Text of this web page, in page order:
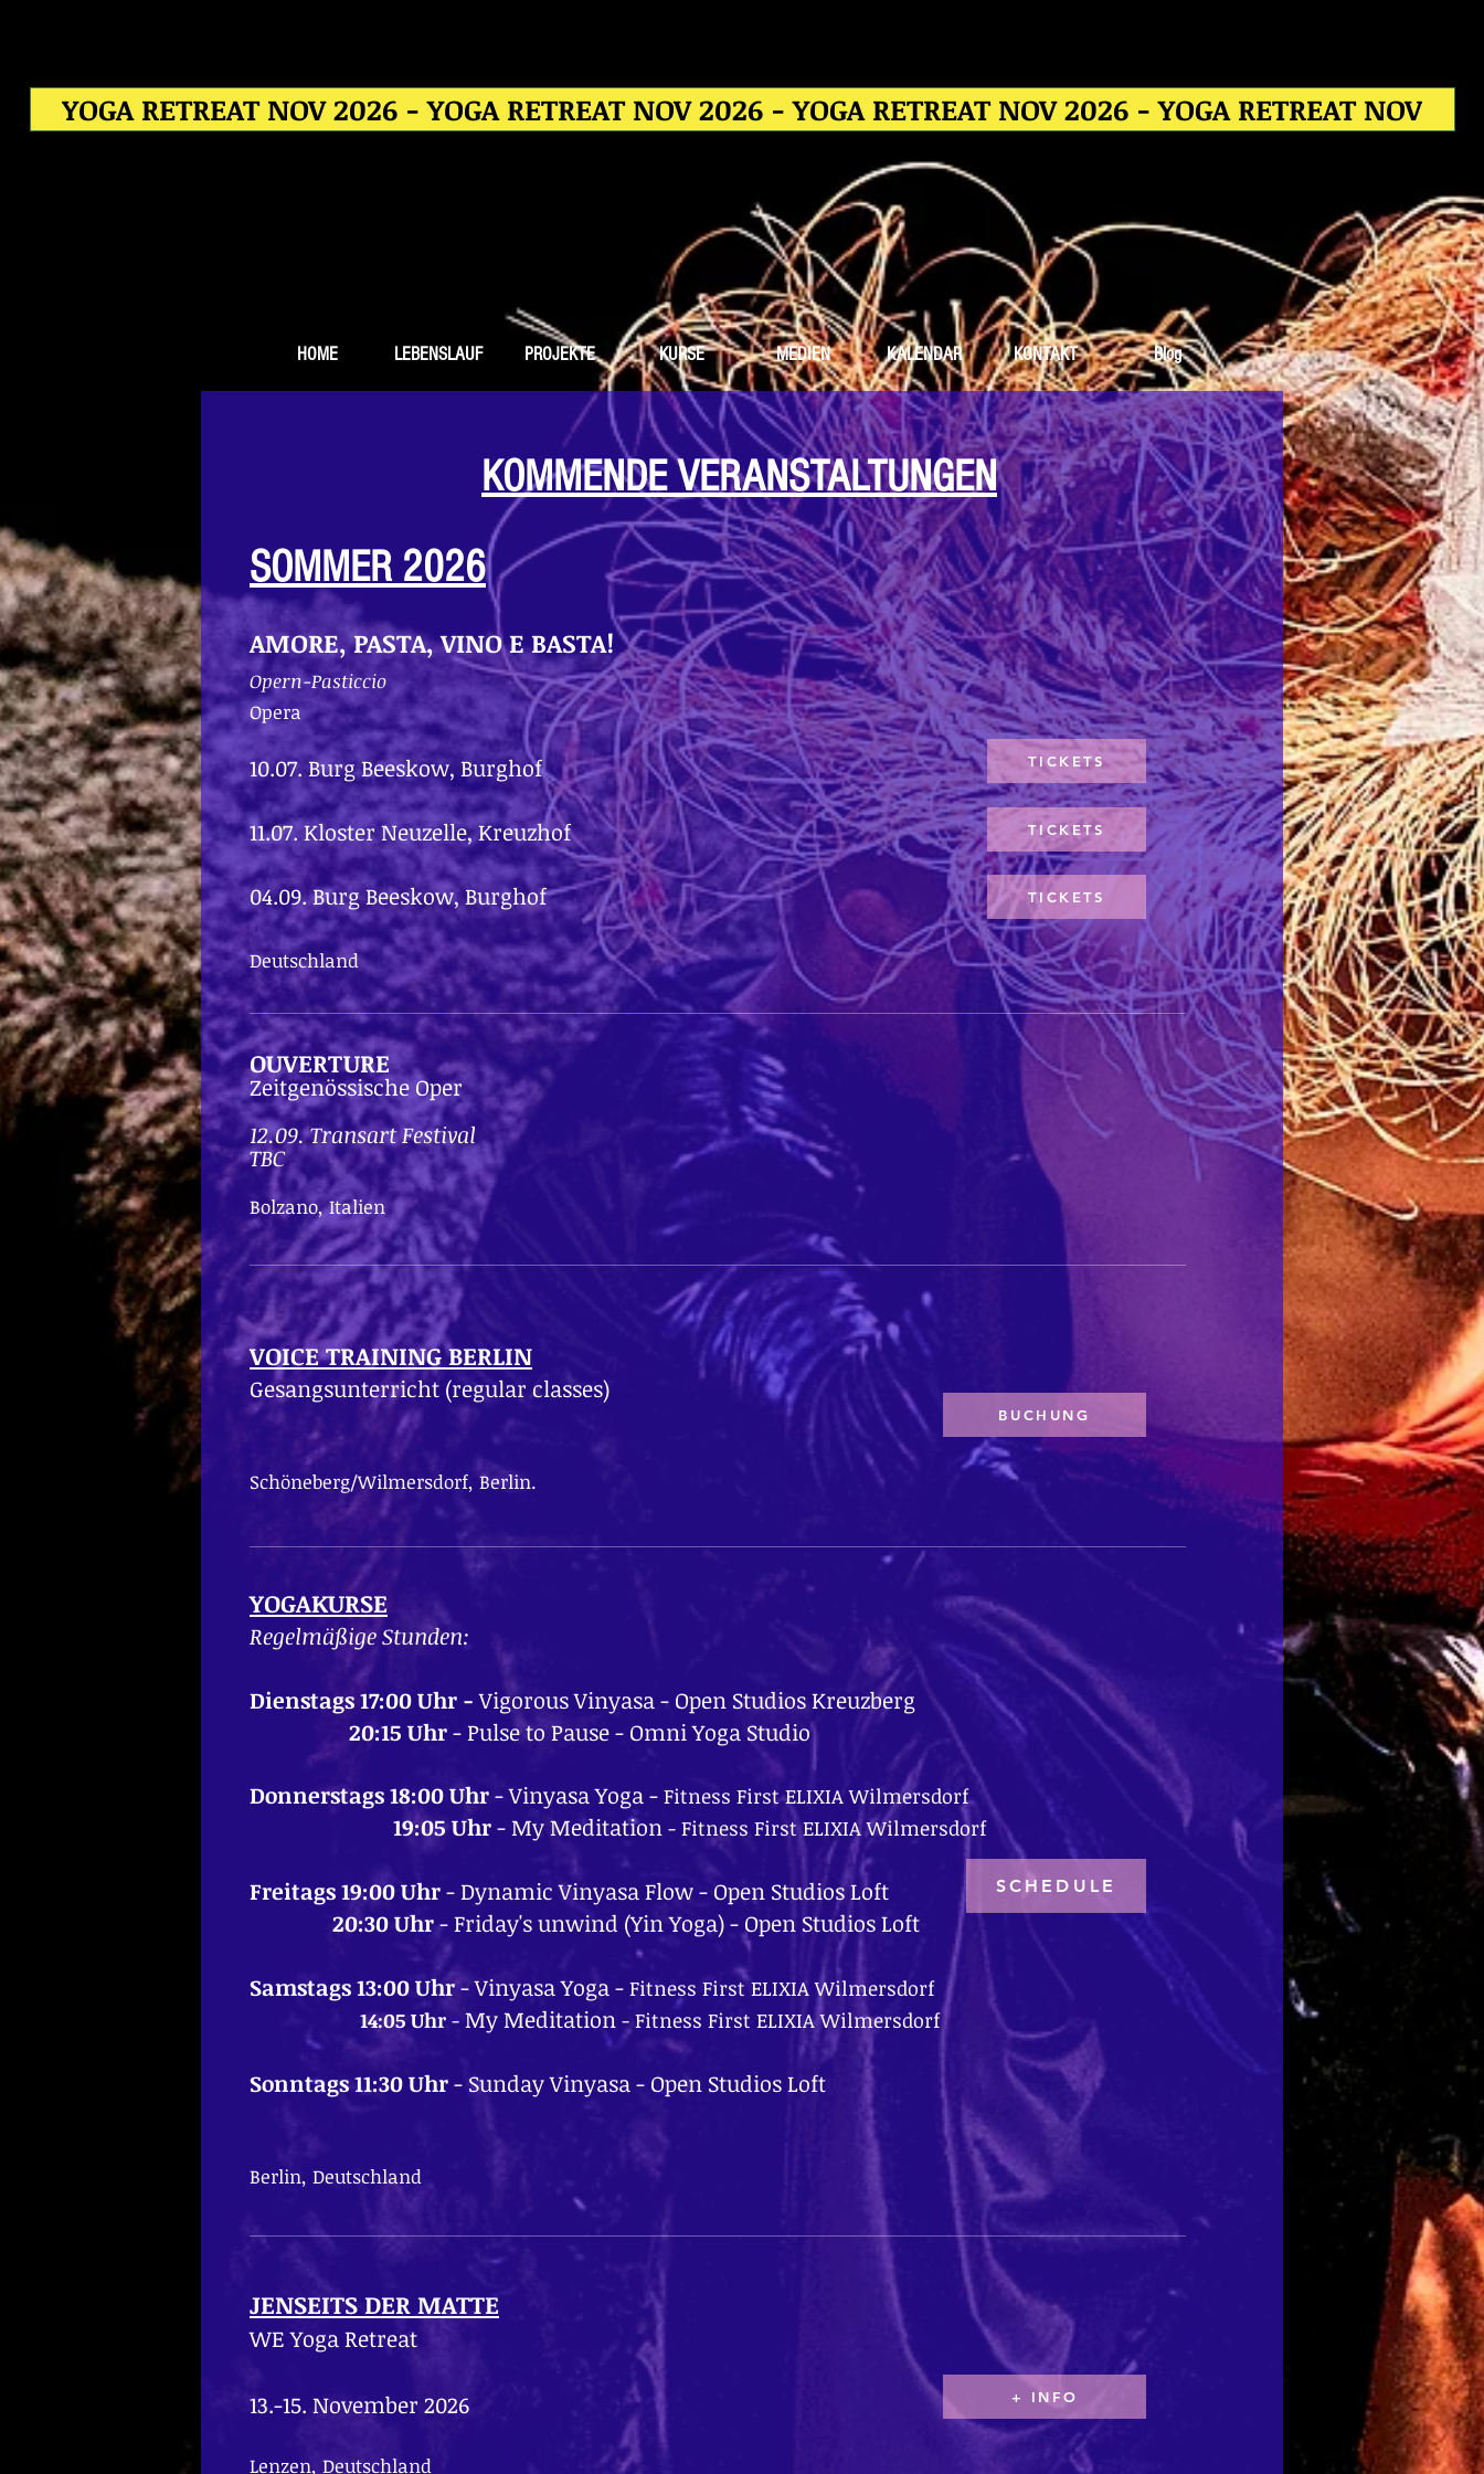
YOGA RETREAT NOV 2026 - YOGA RETREAT NOV 2026 - YOGA RETREAT NOV 2026 - YOGA RETREAT NOV
HOME LEBENSLAUF PROJEKTE KURSE MEDIEN KALENDAR KONTAKT Blog
KOMMENDE VERANSTALTUNGEN
SOMMER 2026
AMORE, PASTA, VINO E BASTA!
Opern-Pasticcio
Opera
10.07. Burg Beeskow, Burghof
11.07. Kloster Neuzelle, Kreuzhof
04.09. Burg Beeskow, Burghof
Deutschland
TICKETS
TICKETS
TICKETS
OUVERTURE
Zeitgenössische Oper
12.09. Transart Festival
TBC
Bolzano, Italien
VOICE TRAININGBERLIN
Gesangsunterricht (regular classes)
Schöneberg/Wilmersdorf, Berlin.
BUCHUNG
YOGAKURSE
Regelmäßige Stunden:
Dienstags 17:00 Uhr -Vigorous Vinyasa - Open Studios Kreuzberg
20:15 Uhr- Pulse to Pause - Omni Yoga Studio
Donnerstags 18:00 Uhr- Vinyasa Yoga - Fitness First ELIXIA Wilmersdorf
19:05 Uhr- My Meditation - Fitness First ELIXIA Wilmersdorf
​Freitags19:00 Uhr- Dynamic Vinyasa Flow - Open Studios Loft
20:30 Uhr- Friday's unwind (Yin Yoga) - Open Studios Loft
Samstags 13:00 Uhr-Vinyasa Yoga - Fitness First ELIXIA Wilmersdorf
14:05 Uhr - My Meditation - Fitness First ELIXIA Wilmersdorf
Sonntags 11:30 Uhr- Sunday Vinyasa - Open Studios Loft
Berlin, Deutschland
SCHEDULE
JENSEITS DER MATTE
WE Yoga Retreat
13.-15. November 2026
Lenzen, Deutschland
+ INFO